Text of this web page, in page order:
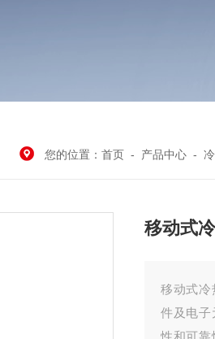
您的位置：首页 - 产品中心 -
移动式
移动式冷
件及电子
性和可靠